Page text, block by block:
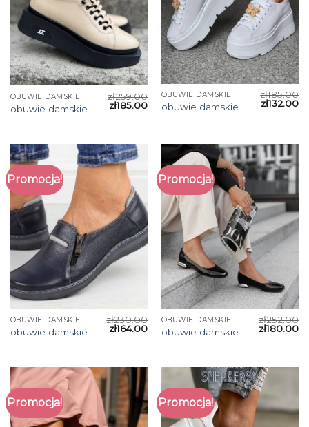
OBUWIE DAMSKIE
obuwie damskie
zł259.00
zł185.00
OBUWIE DAMSKIE
obuwie damskie
zł185.00
zł132.00
Promocja!
OBUWIE DAMSKIE
obuwie damskie
zł230.00
zł164.00
Promocja!
OBUWIE DAMSKIE
obuwie damskie
zł252.00
zł180.00
Promocja! Promocja!